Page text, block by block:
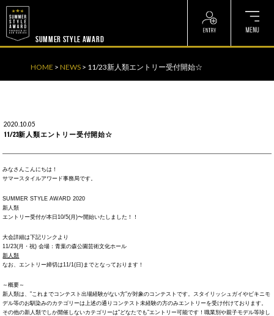
SUMMER STYLE AWARD
HOME > NEWS > 11/23新人類エントリー受付開始☆
2020.10.05
11/23新人類エントリー受付開始☆
みなさんこんにちは！
サマースタイルアワード事務局です。
SUMMER STYLE AWARD 2020
新人類
エントリー受付が本日10/5(月)〜開始いたしました！！
大会詳細は下記リンクより
11/23(月・祝) 会場：青葉の森公園芸術文化ホール
新人類
なお、エントリー締切は11/1(日)までとなっております！
～概要～
新人類は、”これまでコンテスト出場経験がない方”が対象のコンテストです。スタイリッシュガイやビキニモ
デル等のお馴染みのカテゴリーは上述の通りコンテスト未経験の方のみエントリーを受け付けております。
その他の新人類でしか開催しないカテゴリーは”どなたでも”エントリー可能です！職業別や親子モデル等珍し